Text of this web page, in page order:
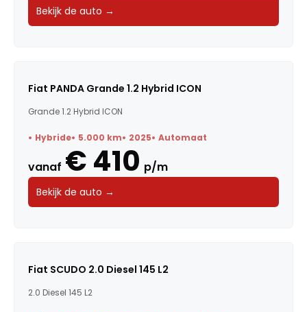
Bekijk de auto →
Fiat PANDA Grande 1.2 Hybrid ICON
Grande 1.2 Hybrid ICON
Hybride 5.000 km 2025 Automaat
vanaf € 410 p/m
Bekijk de auto →
Fiat SCUDO 2.0 Diesel 145 L2
2.0 Diesel 145 L2